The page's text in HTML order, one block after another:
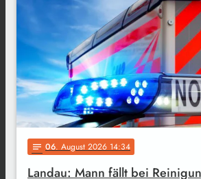
notes 06. August 2026 14:34
Landau: Mann fällt bei